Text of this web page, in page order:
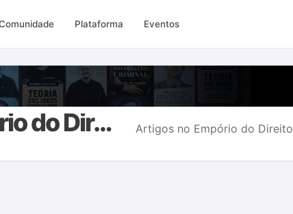
Plataforma Eventos
Artigos Empório do Direito Artigos no Empório do Direito